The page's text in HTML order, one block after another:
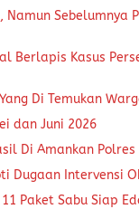
Sebelumnya
Berlapis Kasus
Di Temukan
dan Juni 2026
Di Amankan
Dugaan Intervensi
Paket Sabu Siap